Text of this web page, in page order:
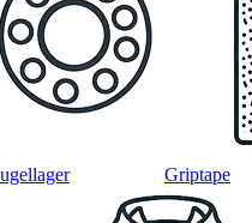
Griptape